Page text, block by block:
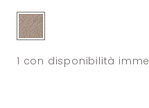
1 con disponibilità